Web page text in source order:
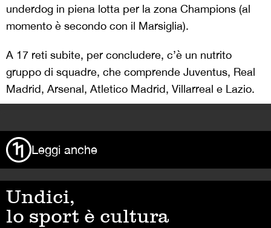
underdog in piena lotta per la zona Champions (al
momento è secondo con il Marsiglia).
A 17 reti subite, per concludere, c’è un nutrito
gruppo di squadre, che comprende Juventus, Real
Madrid, Arsenal, Atletico Madrid, Villarreal e Lazio.
Leggi anche
Undici,
lo sport è cultura